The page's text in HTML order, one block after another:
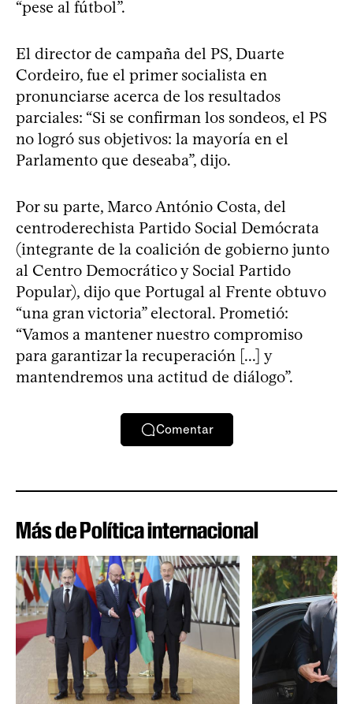
“pese al fútbol”.
El director de campaña del PS, Duarte
Cordeiro, fue el primer socialista en
pronunciarse acerca de los resultados
parciales: “Si se confirman los sondeos, el PS
no logró sus objetivos: la mayoría en el
Parlamento que deseaba”, dijo.
Por su parte, Marco António Costa, del
centroderechista Partido Social Demócrata
(integrante de la coalición de gobierno junto
al Centro Democrático y Social Partido
Popular), dijo que Portugal al Frente obtuvo
“una gran victoria” electoral. Prometió:
“Vamos a mantener nuestro compromiso
para garantizar la recuperación [...] y
mantendremos una actitud de diálogo”.
Comentar
Más de Política internacional